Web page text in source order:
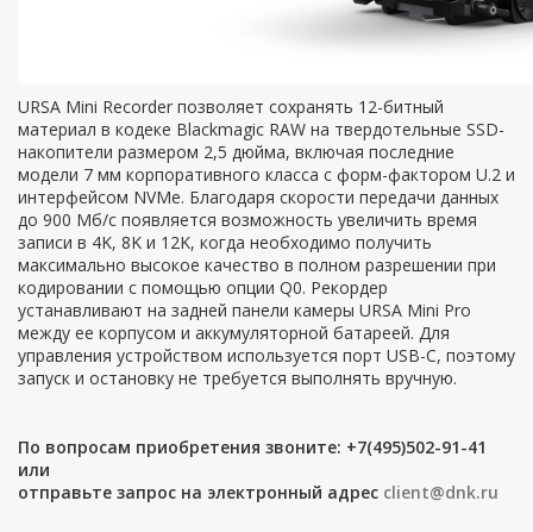
URSA Mini Recorder позволяет сохранять 12-битный
материал в кодеке Blackmagic RAW на твердотельные SSD-
накопители размером 2,5 дюйма, включая последние
модели 7 мм корпоративного класса с форм-фактором U.2 и
интерфейсом NVMe. Благодаря скорости передачи данных
до 900 Мб/с появляется возможность увеличить время
записи в 4K, 8K и 12K, когда необходимо получить
максимально высокое качество в полном разрешении при
кодировании с помощью опции Q0. Рекордер
устанавливают на задней панели камеры URSA Mini Pro
между ее корпусом и аккумуляторной батареей. Для
управления устройством используется порт USB-C, поэтому
запуск и остановку не требуется выполнять вручную.
По вопросам приобретения звоните: +7(495)502-91-41
или
отправьте запрос на электронный адрес client@dnk.ru